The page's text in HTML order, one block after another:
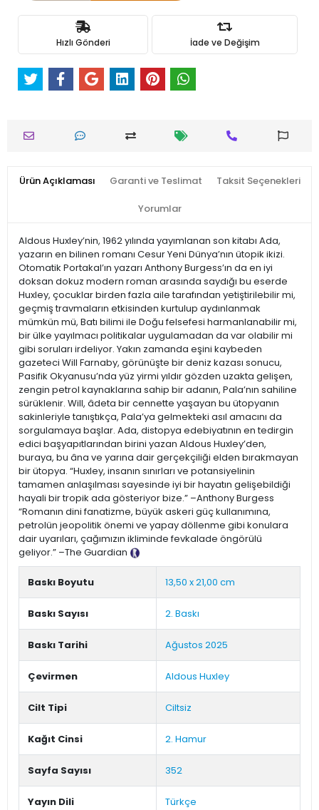
Hızlı Gönderi İade ve Değişim
Ürün Açıklaması Garanti ve Teslimat Taksit Seçenekleri
Yorumlar
Aldous Huxley’nin, 1962 yılında yayımlanan son kitabı Ada,
yazarın en bilinen romanı Cesur Yeni Dünya’nın ütopik ikizi.
Otomatik Portakal’ın yazarı Anthony Burgess’ın da en iyi
doksan dokuz modern roman arasında saydığı bu eserde
Huxley, çocuklar birden fazla aile tarafından yetiştirilebilir mi,
geçmiş travmaların etkisinden kurtulup aydınlanmak
mümkün mü, Batı bilimi ile Doğu felsefesi harmanlanabilir mi,
bir ülke yayılmacı politikalar uygulamadan da var olabilir mi
gibi soruları irdeliyor. Yakın zamanda eşini kaybeden
gazeteci Will Farnaby, görünüşte bir deniz kazası sonucu,
Pasifik Okyanusu’nda yüz yirmi yıldır gözden uzakta gelişen,
zengin petrol kaynaklarına sahip bir adanın, Pala’nın sahiline
sürüklenir. Will, âdeta bir cennette yaşayan bu ütopyanın
sakinleriyle tanıştıkça, Pala’ya gelmekteki asıl amacını da
sorgulamaya başlar. Ada, distopya edebiyatının en tedirgin
edici başyapıtlarından birini yazan Aldous Huxley’den,
buraya, bu âna ve yarına dair gerçekçiliği elden bırakmayan
bir ütopya. “Huxley, insanın sınırları ve potansiyelinin
tamamen anlaşılması sayesinde iyi bir hayatın gelişebildiği
hayali bir tropik ada gösteriyor bize.” –Anthony Burgess
“Romanın dini fanatizme, büyük askeri güç kullanımına,
petrolün jeopolitik önemi ve yapay döllenme gibi konulara
dair uyarıları, çağımızın ikliminde fevkalade öngörülü
geliyor.” –The Guardian
Baskı Boyutu 13,50 x 21,00 cm
Baskı Sayısı 2. Baskı
Baskı Tarihi Ağustos 2025
Çevirmen Aldous Huxley
Cilt Tipi Ciltsiz
Kağıt Cinsi 2. Hamur
Sayfa Sayısı 352
Yayın Dili Türkçe